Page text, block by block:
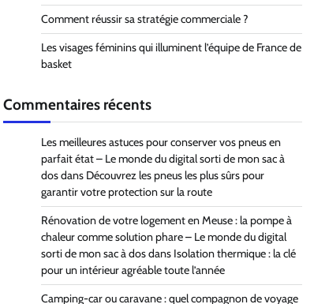
Comment réussir sa stratégie commerciale ?
Les visages féminins qui illuminent l’équipe de France de
basket
Commentaires récents
Les meilleures astuces pour conserver vos pneus en
parfait état – Le monde du digital sorti de mon sac à
dosdans Découvrez les pneus les plus sûrs pour
garantir votre protection sur la route
Rénovation de votre logement en Meuse : la pompe à
chaleur comme solution phare – Le monde du digital
sorti de mon sac à dosdans Isolation thermique : la clé
pour un intérieur agréable toute l’année
Camping-car ou caravane : quel compagnon de voyage